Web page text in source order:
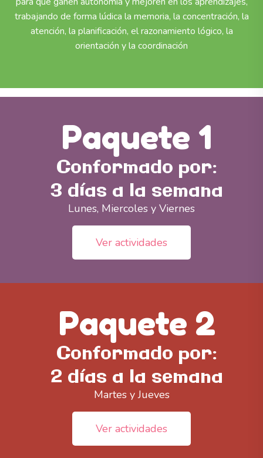
trabajando de forma lúdica la memoria, la concentración, la
atención, la planificación, el razonamiento lógico, la
orientación y la coordinación
Paquete 1
Conformado por:
3 días a la semana
Lunes, Miercoles y Viernes
Ver actividades
Paquete 2
Conformado por:
2 días a la semana
Martes y Jueves
Ver actividades